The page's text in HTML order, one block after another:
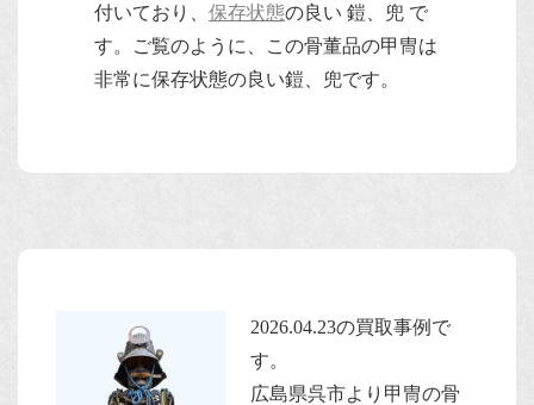
付いており、 保存状態の良い 鎧、兜 で
す。ご覧のように、この骨董品の甲冑は
非常に保存状態の良い鎧、兜です。
2026.04.23の買取事例で
す。
広島県呉市より甲冑の骨